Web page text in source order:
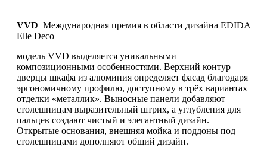
VVD Международная премия в области дизайна EDIDA
Elle Deco
модель VVD выделяется уникальными
композиционными особенностями. Верхний контур
дверцы шкафа из алюминия определяет фасад благодаря
эргономичному профилю, доступному в трёх вариантах
отделки «металлик». Выносные панели добавляют
столешницам выразительный штрих, а углубления для
пальцев создают чистый и элегантный дизайн.
Открытые основания, внешняя мойка и поддоны под
столешницами дополняют общий дизайн.